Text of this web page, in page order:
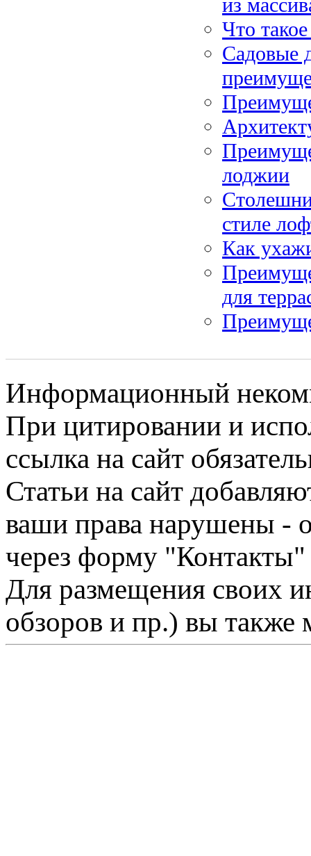
из
Что
Садовые
лоджии
стиле
Как
для
Информационный
При цитировании и
ссылка на сайт
Статьи на сайт
ваши права нарушены -
через форму "Контакты"
Для размещения своих
обзоров и пр.) вы также